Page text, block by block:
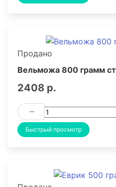
Продано
Вельможа 800 грамм
2408 р.
Быстрый просмотр